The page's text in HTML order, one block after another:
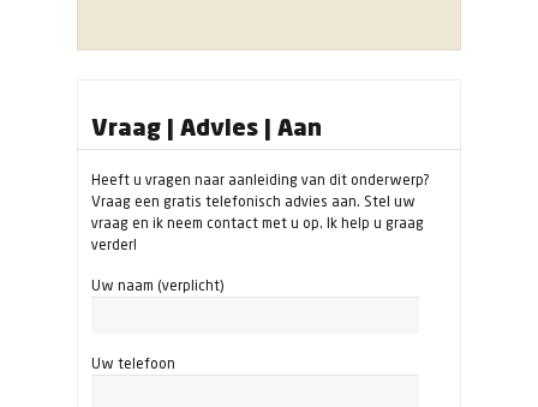
Vraag | Advies | Aan
Heeft u vragen naar aanleiding van dit onderwerp?
Vraag een gratis telefonisch advies aan. Stel uw
vraag en ik neem contact met u op. Ik help u graag
verder!
Uw naam (verplicht)
Uw telefoon